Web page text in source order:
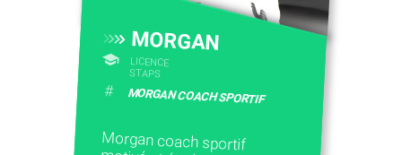
MORGAN
LICENCE
STAPS
# MORGAN COACH SPORTIF
Morgan coach sportif
motivé et étudiant en
commerce partage sa
passion du sport à un public
souhaitant reprendre une
pratique régulière en région